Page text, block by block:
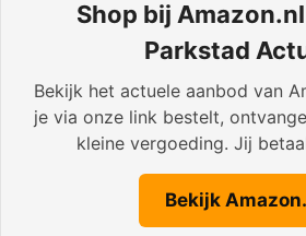
Shop bij
Parkstad
Bekijk het actuele aanbod van
je via onze link bestelt,
kleine vergoeding. Jij
Bekijk